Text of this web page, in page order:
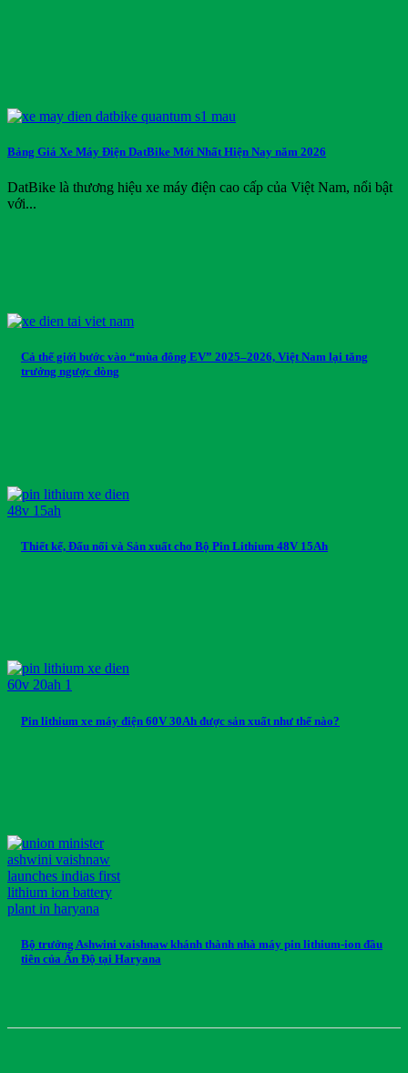
Bảng Giá Xe Máy Điện DatBike Mới Nhất Hiện Nay năm 2026
DatBike là thương hiệu xe máy điện cao cấp của Việt Nam, nổi bật
với...
Cả thế giới bước vào “mùa đông EV” 2025–2026, Việt Nam lại tăng
trưởng ngược dòng
Thiết kế, Đấu nối và Sản xuất cho Bộ Pin Lithium 48V 15Ah
Pin lithium xe máy điện 60V 30Ah được sản xuất như thế nào?
Bộ trưởng Ashwini vaishnaw khánh thành nhà máy pin lithium-ion đầu
tiên của Ấn Độ tại Haryana